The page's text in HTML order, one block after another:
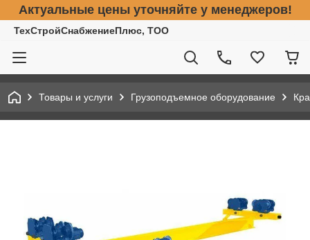
Актуальные цены уточняйте у менеджеров!
ТехСтройСнабжениеПлюс, ТОО
Товары и услуги Грузоподъемное оборудование